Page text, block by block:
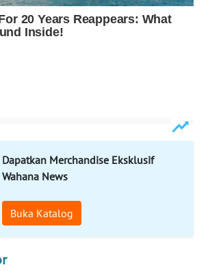
Dapatkan Merchandise Eksklusif
Wahana News
Buka Katalog